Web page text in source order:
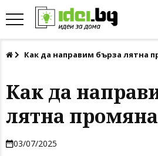
Как да направим бърза лятна
Как да
лятна
03/07/2025